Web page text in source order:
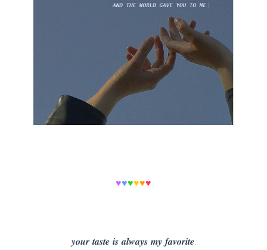
♥♥♥♥♥♥
𝒚𝒐𝒖𝒓 𝒕𝒂𝒔𝒕𝒆 𝒊𝒔 𝒂𝒍𝒘𝒂𝒚𝒔 𝒎𝒚 𝒇𝒂𝒗𝒐𝒓𝒊𝒕𝒆.